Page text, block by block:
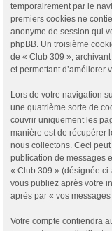
temporairement par le
premiers cookies ne
anonyme de session qui
phpBB. Un troisième
de « Club 309 »,
et permettant d’améliorer
Lors de votre navigation
une quatrième sorte de
couvrir uniquement les
manière est de récupérer
nous collectons. Ceci
publication de messages
« Club 309 » (désignée
vous publiez après votre
après par « vos messages
Votre compte contiendra